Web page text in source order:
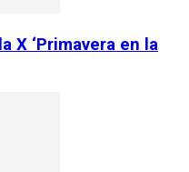
X ‘Primavera en la